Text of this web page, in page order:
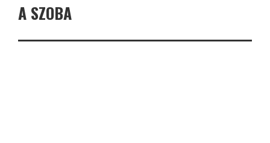
A SZOBA